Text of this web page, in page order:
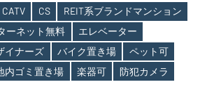
CATV CS
REIT系ブランドマンション
ーネット無料
エレベーター
イナーズ バイク置き場
ペット可
内ゴミ置き場 楽器可
防犯カメラ